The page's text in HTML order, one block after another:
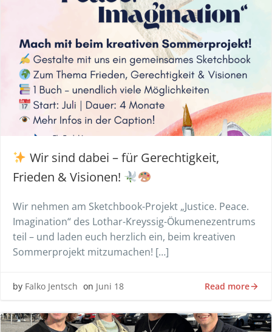
Wir sind dabei – für Gerechtigkeit,
Frieden & Visionen!
Wir nehmen am Sketchbook-Projekt „Justice. Peace.
Imagination“ des Lothar-Kreyssig-Ökumenezentrums
teil – und laden euch herzlich ein, beim kreativen
Sommerprojekt mitzumachen! […]
by Falko Jentsch on Juni 18 Read more